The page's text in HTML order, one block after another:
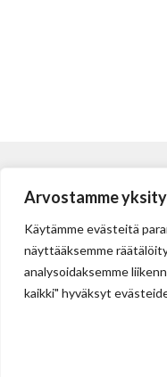
Arvostamme
Käytämme evästeitä
näyttääksemme
analysoidaksemme
kaikki" hyväksyt